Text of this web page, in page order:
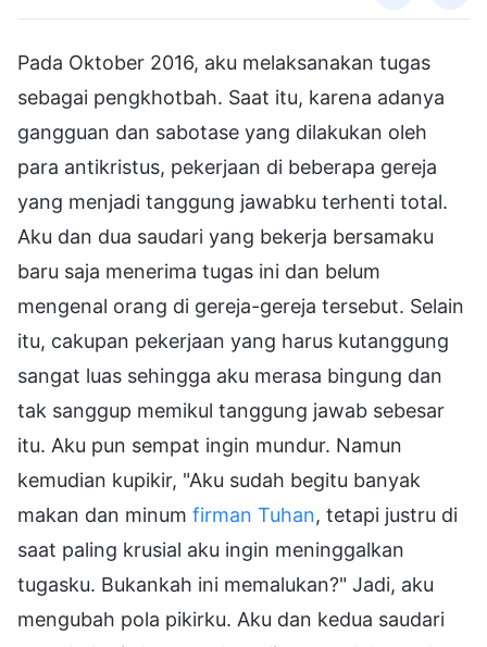
Pada Oktober 2016, aku melaksanakan tugas
sebagai pengkhotbah. Saat itu, karena adanya
gangguan dan sabotase yang dilakukan oleh
para antikristus, pekerjaan di beberapa gereja
yang menjadi tanggung jawabku terhenti total.
Aku dan dua saudari yang bekerja bersamaku
baru saja menerima tugas ini dan belum
mengenal orang di gereja-gereja tersebut. Selain
itu, cakupan pekerjaan yang harus kutanggung
sangat luas sehingga aku merasa bingung dan
tak sanggup memikul tanggung jawab sebesar
itu. Aku pun sempat ingin mundur. Namun
kemudian kupikir, "Aku sudah begitu banyak
makan dan minum firman Tuhan, tetapi justru di
saat paling krusial aku ingin meninggalkan
tugasku. Bukankah ini memalukan?" Jadi, aku
mengubah pola pikirku. Aku dan kedua saudari